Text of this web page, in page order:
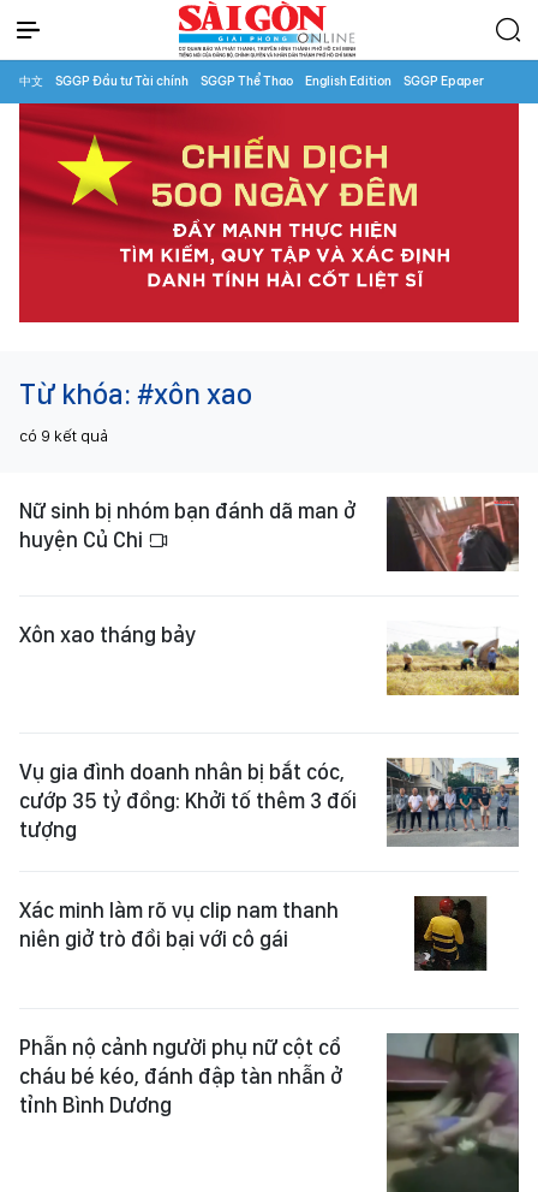
中文 SGGP Đầu tư Tài chính SGGP Thể Thao English Edition SGGP Epaper
Từ khóa: #xôn xao
có 9 kết quả
Nữ sinh bị nhóm bạn đánh dã man ở
huyện Củ Chi
Xôn xao tháng bảy
Vụ gia đình doanh nhân bị bắt cóc,
cướp 35 tỷ đồng: Khởi tố thêm 3 đối
tượng
Xác minh làm rõ vụ clip nam thanh
niên giở trò đồi bại với cô gái
Phẫn nộ cảnh người phụ nữ cột cổ
cháu bé kéo, đánh đập tàn nhẫn ở
tỉnh Bình Dương